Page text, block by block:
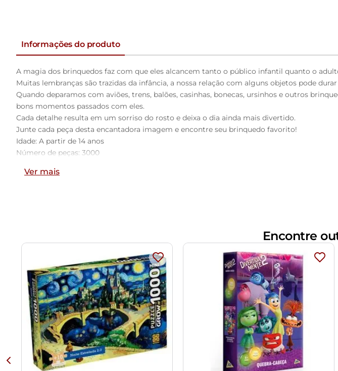
Informações do produto
A magia dos brinquedos faz com que eles alcancem tanto o público infantil quanto o
Muitas lembranças são trazidas da infância, a nossa relação com alguns objetos pode
Quando deparamos com aviões, trens, balões, casinhas, bonecas, ursinhos e outros
bons momentos passados com eles.
Cada detalhe resulta em um sorriso do rosto e deixa o dia ainda mais divertido.
Junte cada peça desta encantadora imagem e encontre seu brinquedo favorito!
Idade: A partir de 14 anos
Número de peças: 3000
Ver mais
Encontre